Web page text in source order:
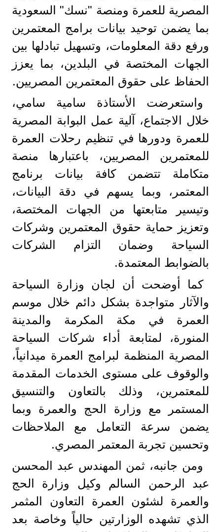
المصرية للعمرة ومنصة "نسك" السعودية
بما يضمن توحيد بيانات برامج المعتمرين
ورفع دقة المعلومات، وتسهيل تبادلها بين
الجهات المختصة في البلدين، بما يعزز
الحفاظ على حقوق المعتمرين المصريين.
واستعرضت الأستاذة سامية سامي،
خلال الاجتماع، آلية عمل البوابة المصرية
للعمرة ودورها في تنظيم رحلات العمرة
للمعتمرين المصريين، باعتبارها منصة
متكاملة تتضمن كافة بيانات برنامج
المعتمر، وبما يسهم في دقة البيانات،
وتيسير متابعتها من الجهات المختصة،
وتعزيز حماية حقوق المعتمرين وشركات
السياحة وضمان التزام الشركات
بالضوابط المعتمدة.
كما أوضحت أن لجان وزارة السياحة
والآثار متواجدة بشكل دائم خلال موسم
العمرة في مكة المكرمة والمدينة
المنورة، لمتابعة أداء شركات السياحة
المصرية المنظمة لبرامج العمرة ميدانياً،
والوقوف على مستوى الخدمات المقدمة
للمعتمرين، وذلك بالتعاون والتنسيق
المستمر مع وزارة الحج والعمرة وبما
يضمن سرعة التعامل مع الملاحظات
وتحسين تجربة المعتمر المصري.
ومن جانبه، ثمن المهندس عبد المحسن
عبد الرحمن السالم وكيل وزارة الحج
والعمرة لشئون العمرة التعاون المثمر
الذي تشهده الوزارتين حالياً وخاصة بعد